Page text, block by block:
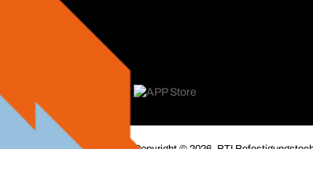
Copyright © 2026. BTI